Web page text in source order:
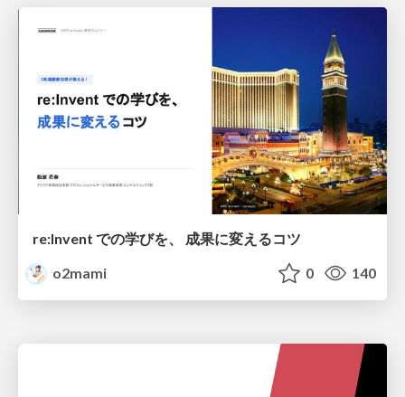
re:Invent での学びを、 成果に変えるコツ
o2mami
0 140